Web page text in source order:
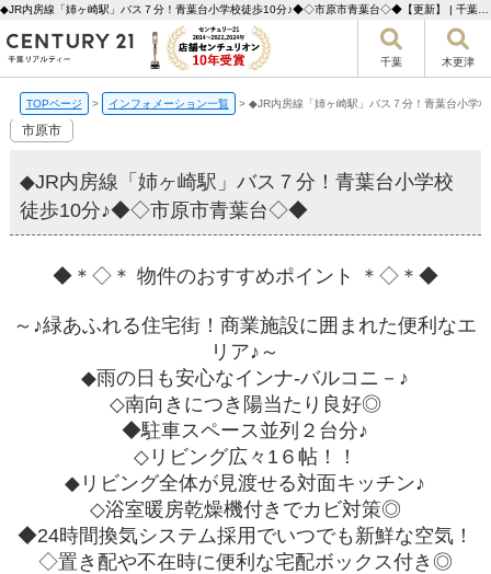
千葉 木更津
TOPページ > インフォメーション一覧 > ◆JR内房線「姉ヶ崎駅」バス７分！青葉台小
市原市
◆JR内房線「姉ヶ崎駅」バス７分！青葉台小学校
徒歩10分♪◆◇市原市青葉台◇◆
◆＊◇＊ 物件のおすすめポイント ＊◇＊◆
～♪緑あふれる住宅街！商業施設に囲まれた便利なエ
リア♪～
◆雨の日も安心なインナ-バルコニ－♪
◇南向きにつき陽当たり良好◎
◆駐車スペース並列２台分♪
◇リビング広々1６帖！！
◆リビング全体が見渡せる対面キッチン♪
◇浴室暖房乾燥機付きでカビ対策◎
◆24時間換気システム採用でいつでも新鮮な空気！
◇置き配や不在時に便利な宅配ボックス付き◎